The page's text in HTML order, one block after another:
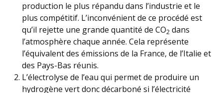
production le plus répandu dans l’industrie et le
plus compétitif. L’inconvénient de ce procédé est
qu’il rejette une grande quantité de CO2 dans
l’atmosphère chaque année. Cela représente
l’équivalent des émissions de la France, de l’Italie et
des Pays-Bas réunis.
L’électrolyse de l’eau qui permet de produire un
hydrogène vert donc décarboné si l’électricité